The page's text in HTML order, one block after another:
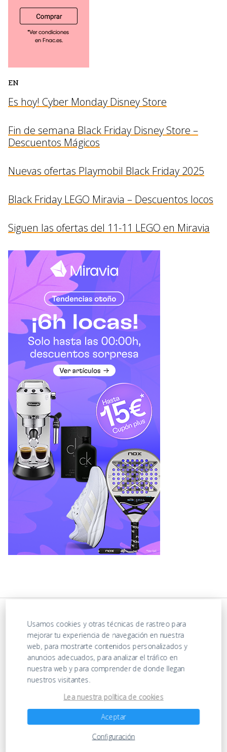
EN
Es hoy! Cyber Monday Disney Store
Fin de semana Black Friday Disney Store –
Descuentos Mágicos
Nuevas ofertas Playmobil Black Friday 2025
Black Friday LEGO Miravia – Descuentos locos
Siguen las ofertas del 11-11 LEGO en Miravia
https://ofertasenjuguetes.com/privacy-policy/
Ofertas en Juguetes
Usamos cookies y otras técnicas de rastreo para
mejorar tu experiencia de navegación en nuestra
web, para mostrarte contenidos personalizados y
anuncios adecuados, para analizar el tráfico en
nuestra web y para comprender de donde llegan
nuestros visitantes.
Lea nuestra política de cookies
Aceptar
Configuración